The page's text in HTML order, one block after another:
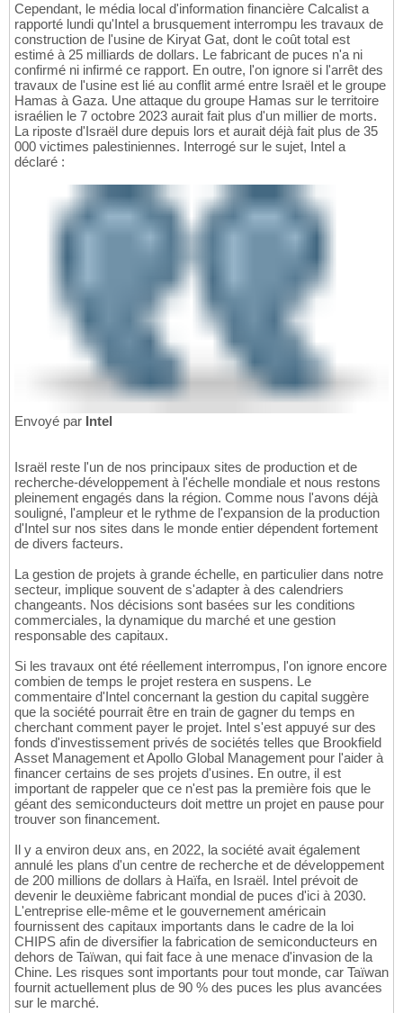
Cependant, le média local d'information financière Calcalist a
rapporté lundi qu'Intel a brusquement interrompu les travaux de
construction de l'usine de Kiryat Gat, dont le coût total est
estimé à 25 milliards de dollars. Le fabricant de puces n'a ni
confirmé ni infirmé ce rapport. En outre, l'on ignore si l'arrêt des
travaux de l'usine est lié au conflit armé entre Israël et le groupe
Hamas à Gaza. Une attaque du groupe Hamas sur le territoire
israélien le 7 octobre 2023 aurait fait plus d'un millier de morts.
La riposte d'Israël dure depuis lors et aurait déjà fait plus de 35
000 victimes palestiniennes. Interrogé sur le sujet, Intel a
déclaré :
Envoyé par Intel
Israël reste l'un de nos principaux sites de production et de
recherche-développement à l'échelle mondiale et nous restons
pleinement engagés dans la région. Comme nous l'avons déjà
souligné, l'ampleur et le rythme de l'expansion de la production
d'Intel sur nos sites dans le monde entier dépendent fortement
de divers facteurs.
La gestion de projets à grande échelle, en particulier dans notre
secteur, implique souvent de s'adapter à des calendriers
changeants. Nos décisions sont basées sur les conditions
commerciales, la dynamique du marché et une gestion
responsable des capitaux.
Si les travaux ont été réellement interrompus, l'on ignore encore
combien de temps le projet restera en suspens. Le
commentaire d'Intel concernant la gestion du capital suggère
que la société pourrait être en train de gagner du temps en
cherchant comment payer le projet. Intel s'est appuyé sur des
fonds d'investissement privés de sociétés telles que Brookfield
Asset Management et Apollo Global Management pour l'aider à
financer certains de ses projets d'usines. En outre, il est
important de rappeler que ce n'est pas la première fois que le
géant des semiconducteurs doit mettre un projet en pause pour
trouver son financement.
Il y a environ deux ans, en 2022, la société avait également
annulé les plans d'un centre de recherche et de développement
de 200 millions de dollars à Haïfa, en Israël. Intel prévoit de
devenir le deuxième fabricant mondial de puces d'ici à 2030.
L'entreprise elle-même et le gouvernement américain
fournissent des capitaux importants dans le cadre de la loi
CHIPS afin de diversifier la fabrication de semiconducteurs en
dehors de Taïwan, qui fait face à une menace d'invasion de la
Chine. Les risques sont importants pour tout monde, car Taïwan
fournit actuellement plus de 90 % des puces les plus avancées
sur le marché.